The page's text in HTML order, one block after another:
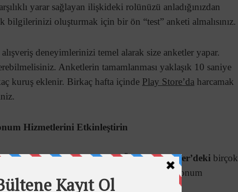
yarar sağlayan ilişkideki rolünüzü anladığınızdan
bilgilerinizi oluşturmak için bir ön “test” anketi almalısınız.
deneyimlerinizi temel alarak size anketler yapar.
Anketlerin tamamlanması yaklaşık 10 saniye
kuruş eklenir. Birkaç hafta içinde Play Store’da harcamak
Hizmetlerini Etkinleştirin
sorular alabilirkenGoogle Ödüllü Anketler’deki birçok
ilgilidir. Android’de etkinleştirilen konum
anketler alma şansınız olur.